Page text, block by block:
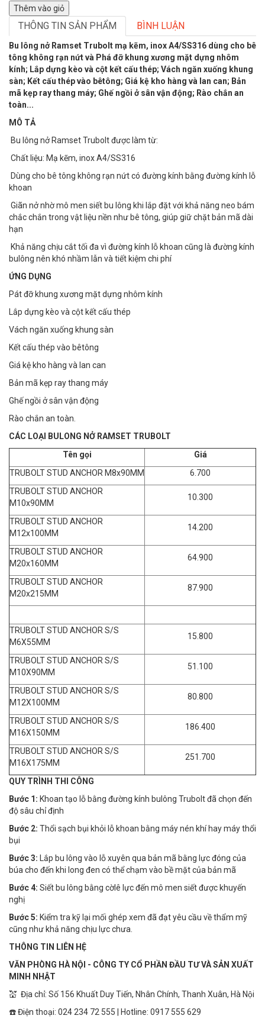
Thêm vào giỏ
THÔNG TIN SẢN PHẨM BÌNH LUẬN
Bu lông nở Ramset Trubolt mạ kẽm, inox A4/SS316 dùng cho bê
tông không rạn nứt và Phá đỡ khung xương mặt dựng nhôm
kính; Lắp dựng kèo và cột kết cấu thép; Vách ngăn xuống khung
sàn; Kết cấu thép vào bêtông; Giá kệ kho hàng và lan can; Bản
mã kẹp ray thang máy; Ghế ngồi ở sân vận động; Rào chắn an
toàn...
MÔ TẢ
Bu lông nở Ramset Trubolt được làm từ:
Chất liệu: Mạ kẽm, inox A4/SS316
Dùng cho bê tông không rạn nứt có đường kính bằng đường kính lỗ
khoan
Giãn nở nhờ mô men siết bu lông khi lắp đặt với khả năng neo bám
chắc chắn trong vật liệu nền như bê tông, giúp giữ chặt bản mã dài
hạn
Khả năng chịu cắt tối đa vì đường kính lỗ khoan cũng là đường kính
bulông nên khó nhầm lẫn và tiết kiệm chi phí
ỨNG DỤNG
Pát đỡ khung xương mặt dựng nhôm kính
Lắp dựng kèo và cột kết cấu thép
Vách ngăn xuống khung sàn
Kết cấu thép vào bêtông
Giá kệ kho hàng và lan can
Bản mã kẹp ray thang máy
Ghế ngồi ở sân vận động
Rào chắn an toàn.
CÁC LOẠI BULONG NỞ RAMSET TRUBOLT
Tên gọi
Giá
TRUBOLT STUD ANCHOR M8x90MM
6.700
TRUBOLT STUD ANCHOR
M10x90MM
10.300
TRUBOLT STUD ANCHOR
M12x100MM
14.200
TRUBOLT STUD ANCHOR
M20x160MM
64.900
TRUBOLT STUD ANCHOR
M20x215MM
87.900
TRUBOLT STUD ANCHOR S/S
M6X55MM
15.800
TRUBOLT STUD ANCHOR S/S
M10X90MM
51.100
TRUBOLT STUD ANCHOR S/S
M12X100MM
80.800
TRUBOLT STUD ANCHOR S/S
M16X150MM
186.400
TRUBOLT STUD ANCHOR S/S
M16X175MM
251.700
QUY TRÌNH THI CÔNG
Bước 1: Khoan tạo lỗ bằng đường kính bulông Trubolt đã chọn đến
độ sâu chỉ định
Bước 2: Thổi sạch bụi khỏi lỗ khoan bằng máy nén khí hay máy thổi
bụi
Bước 3: Lắp bu lông vào lỗ xuyên qua bản mã bằng lực đóng của
búa cho đến khi long đen có thể chạm vào bề mặt của bản mã
Bước 4: Siết bu lông bằng cờlê lực đến mô men siết được khuyến
nghị
Bước 5: Kiểm tra kỹ lại mối ghép xem đã đạt yêu cầu về thẩm mỹ
cũng như khả năng chịu lực chưa.
THÔNG TIN LIÊN HỆ
VĂN PHÒNG HÀ NỘI - CÔNG TY CỔ PHẦN ĐẦU TƯ VÀ SẢN XUẤT
MINH NHẬT
💒 Địa chỉ: Số 156 Khuất Duy Tiến, Nhân Chính, Thanh Xuân, Hà Nội
☎️ Điện thoại: 024 234 72 555 | Hotline: 0917 555 629